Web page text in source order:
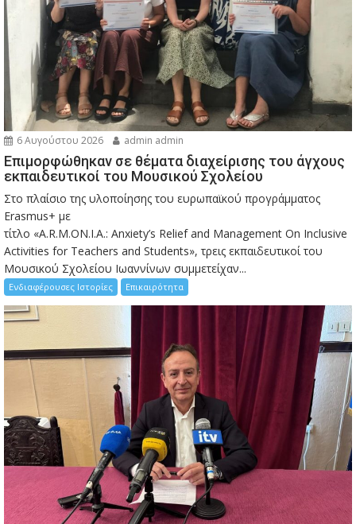
6 Αυγούστου 2026 admin admin
Eπιμορφώθηκαν σε θέματα διαχείρισης του άγχους
εκπαιδευτικοί του Μουσικού Σχολείου
Στο πλαίσιο της υλοποίησης του ευρωπαϊκού προγράμματος
Erasmus+ με
τίτλο «A.R.M.ON.I.A.: Anxiety’s Relief and Management On Inclusive
Activities for Teachers and Students», τρεις εκπαιδευτικοί του
Μουσικού Σχολείου Ιωαννίνων συμμετείχαν...
Ενδιαφέρουσες Ιστορίες Επικαιρότητα